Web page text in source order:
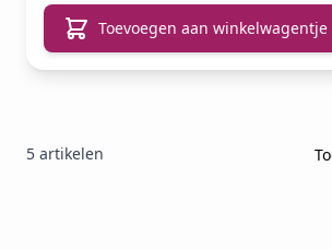
Toevoegen aan winkelwagentje
5 artikelen